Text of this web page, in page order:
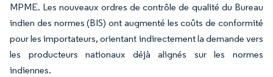
MPME. Les nouveaux ordres de contrôle de qualité du Bureau
indien des normes (BIS) ont augmenté les coûts de conformité
pour les importateurs, orientant indirectement la demande vers
les producteurs nationaux déjà alignés sur les normes
indiennes.